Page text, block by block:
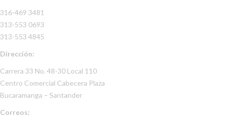
316-469 3481
313-553 0693
313-553 4845
Dirección:
Carrera 33 No. 48-30 Local 110
Centro Comercial Cabecera Plaza
Bucaramanga – Santander
Correos: